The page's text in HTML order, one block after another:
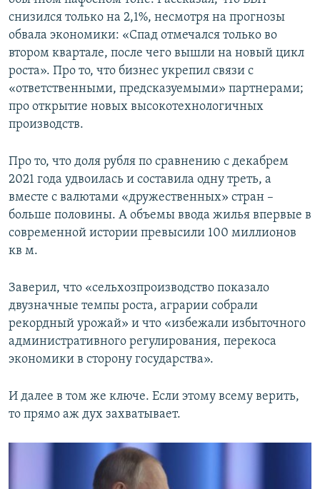
снизился только на 2,1%, несмотря на прогнозы
обвала экономики: «Спад отмечался только во
втором квартале, после чего вышли на новый цикл
роста». Про то, что бизнес укрепил связи с
«ответственными, предсказуемыми» партнерами;
про открытие новых высокотехнологичных
производств.
Про то, что доля рубля по сравнению с декабрем
2021 года удвоилась и составила одну треть, а
вместе с валютами «дружественных» стран –
больше половины. А объемы ввода жилья впервые в
современной истории превысили 100 миллионов
кв м.
Заверил, что «сельхозпроизводство показало
двузначные темпы роста, аграрии собрали
рекордный урожай» и что «избежали избыточного
административного регулирования, перекоса
экономики в сторону государства».
И далее в том же ключе. Если этому всему верить,
то прямо аж дух захватывает.